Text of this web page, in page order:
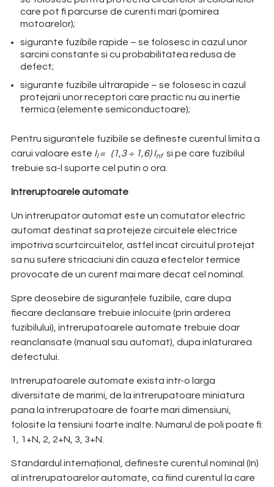
care pot fi parcurse de curenti mari (pornirea
motoarelor);
sigurante fuzibile rapide – se folosesc in cazul unor
sarcini constante si cu probabilitatea redusa de
defect;
sigurante fuzibile ultrarapide – se folosesc in cazul
protejarii unor receptori care practic nu au inertie
termica (elemente semiconductoare);
Pentru sigurantele fuzibile se defineste curentul limita a
carui valoare este Il= (1,3 ÷ 1,6) Infsi pe care fuzibilul
trebuie sa-l suporte cel putin o ora.
Intreruptoarele automate
Un intrerupator automat este un comutator electric
automat destinat sa protejeze circuitele electrice
impotriva scurtcircuitelor, astfel incat circuitul protejat
sa nu sufere stricaciuni din cauza efectelor termice
provocate de un curent mai mare decat cel nominal.
Spre deosebire de siguranțele fuzibile, care dupa
fiecare declansare trebuie inlocuite (prin arderea
fuzibilului), intrerupatoarele automate trebuie doar
reanclansate (manual sau automat), dupa inlaturarea
defectului.
Intrerupatoarele automate exista intr-o larga
diversitate de marimi, de la intrerupatoare miniatura
pana la intrerupatoare de foarte mari dimensiuni,
folosite la tensiuni foarte inalte. Numarul de poli poate fi:
1, 1+N, 2, 2+N, 3, 3+N.
Standardul internațional, defineste curentul nominal (In)
al intrerupatoarelor automate, ca fiind curentul la care